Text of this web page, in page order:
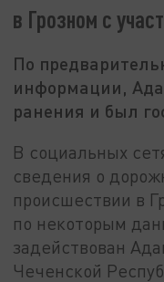
в Грозном с
По
информации,
ранения и был
В социальных
сведения о
происшествии в
по некоторым
задействован
Чеченской